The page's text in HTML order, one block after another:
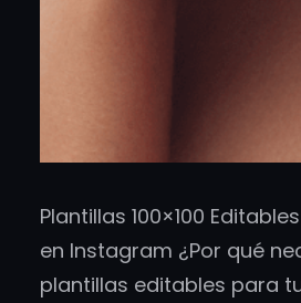
Plantillas 100×100
en Instagram ¿Por qué
plantillas editables para